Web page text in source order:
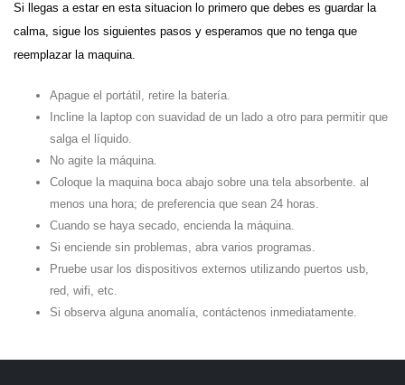
Si llegas a estar en esta situacion lo primero que debes es guardar la
calma, sigue los siguientes pasos y esperamos que no tenga que
reemplazar la maquina.
Apague el portátil, retire la batería.
Incline la laptop con suavidad de un lado a otro para permitir que
salga el líquido.
No agite la máquina.
Coloque la maquina boca abajo sobre una tela absorbente. al
menos una hora; de preferencia que sean 24 horas.
Cuando se haya secado, encienda la máquina.
Si enciende sin problemas, abra varios programas.
Pruebe usar los dispositivos externos utilizando puertos usb,
red, wifi, etc.
Si observa alguna anomalía, contáctenos inmediatamente.